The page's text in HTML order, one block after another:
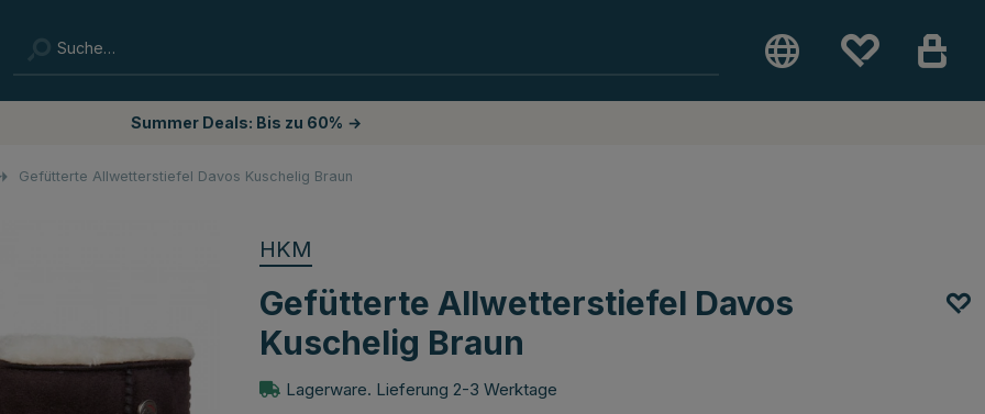
Summer Deals: Bis zu 60% →
Gefütterte Allwetterstiefel Davos Kuschelig Braun
HKM
Gefütterte Allwetterstiefel Davos
Kuschelig Braun
Lagerware. Lieferung 2-3 Werktage